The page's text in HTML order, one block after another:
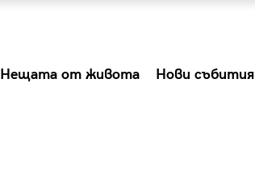
Нещата от живота Нови събития